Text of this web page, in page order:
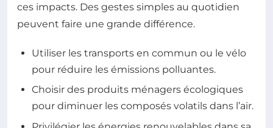
ces impacts. Des gestes simples au quotidien
peuvent faire une grande différence.
Utiliser les transports en commun ou le vélo
pour réduire les émissions polluantes.
Choisir des produits ménagers écologiques
pour diminuer les composés volatils dans l’air.